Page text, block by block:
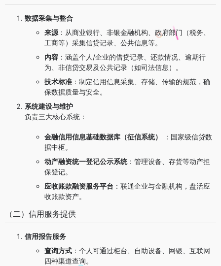
数据采集与整合
来源 ：从商业银行、非银金融机构、政府部门（税务、
工商等）采集信贷记录、公共信息等。
内容 ：涵盖个人/企业的借贷记录、还款情况、逾期行
为、非信贷交易及公共记录（如司法信息）。
技术标准 ：制定信用信息采集、存储、传输的规范，确
保数据质量与安全。
系统建设与维护
负责三大核心系统：
金融信用信息基础数据库（征信系统）
：国家级信贷数
据中枢。
动产融资统一登记公示系统：管理设备、存货等动产担
保登记。
应收账款融资服务平台 ：联通企业与金融机构，盘活应
收账款资产。
（二）信用服务提供
信用报告服务
查询方式 ：个人可通过柜台、自助设备、网银、互联网
四种渠道查询。